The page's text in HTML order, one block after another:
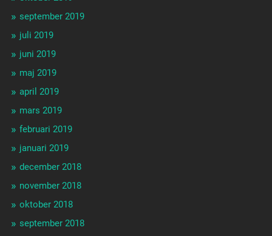
september 2019
juli 2019
juni 2019
maj 2019
april 2019
mars 2019
februari 2019
januari 2019
december 2018
november 2018
oktober 2018
september 2018